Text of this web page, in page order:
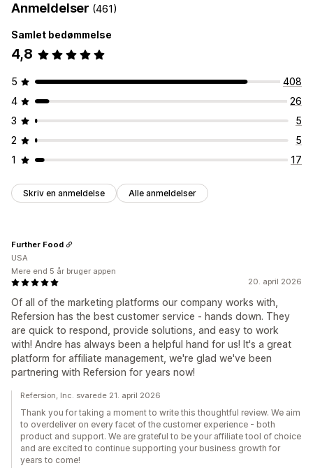
Anmeldelser (461)
Samlet bedømmelse
4,8
5
408
4
26
3
5
2
5
1
17
Skriv en anmeldelse Alle anmeldelser
20. april 2026
Of all of the marketing platforms our company works with,
Refersion has the best customer service - hands down. They
are quick to respond, provide solutions, and easy to work
with! Andre has always been a helpful hand for us! It's a great
platform for affiliate management, we're glad we've been
partnering with Refersion for years now!
Further Food
USA
Mere end 5 år bruger appen
Refersion, Inc. svarede 21. april 2026
Thank you for taking a moment to write this thoughtful review. We aim
to overdeliver on every facet of the customer experience - both
product and support. We are grateful to be your affiliate tool of choice
and are excited to continue supporting your business growth for
years to come!